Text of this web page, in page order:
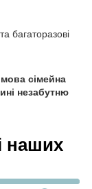
багаторазові
сімейна
незабутню
наших